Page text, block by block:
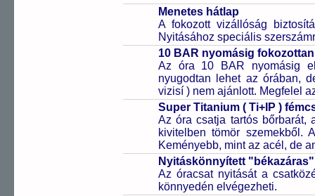
Menetes hátlap
A fokozott vizállóság
Nyitásához speciális
10 BAR nyomásig
Az óra 10 BAR nyomásig
nyugodtan lehet az órában,
vizisí ) nem ajánlott. Megfelel
Super Titanium ( Ti+IP )
Az óra csatja tartós bőrbarát,
kivitelben tömör szemekből.
Keményebb, mint az acél, de
Nyitáskönnyített
Az óracsat nyitását a
könnyedén elvégezheti.